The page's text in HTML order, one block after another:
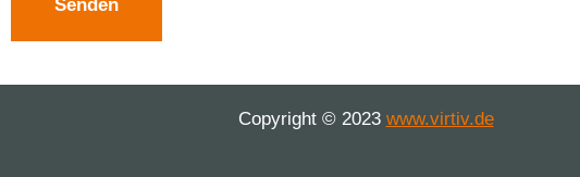
Copyright © 2023 www.virtiv.de